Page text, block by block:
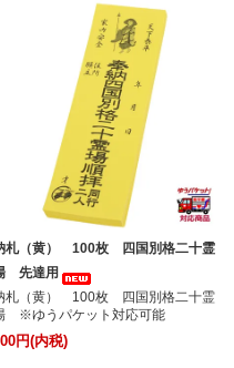
札（黄） 100枚 四国別格二十霊
先達用
札（黄） 100枚 四国別格二十霊
※ゆうパケット対応可能
円(内税)